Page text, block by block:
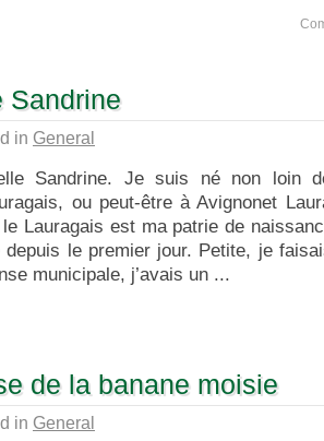
Sandrine
in General
Sandrine. Je suis né non loin
ou peut-être à Avignonet
Lauragais est ma patrie de
le premier jour. Petite, je
municipale, j’avais un ...
de la banane moisie
in General